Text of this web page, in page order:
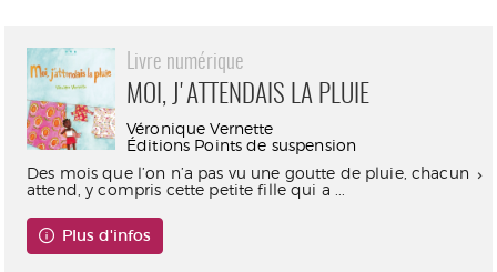
Livre numérique
MOI, J'ATTENDAIS LA PLUIE
Véronique Vernette
Éditions Points de suspension
Des mois que l’on n’a pas vu une goutte de pluie, chacun
attend, y compris cette petite fille qui a ...
Plus d'infos